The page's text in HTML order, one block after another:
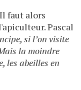
faut alors
Pascal
si l’on visite
la moindre
les abeilles en